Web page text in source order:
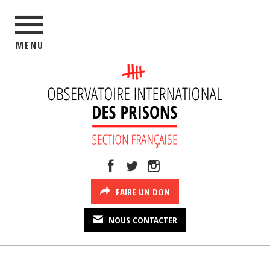
MENU
FAIRE UN DON
NOUS CONTACTER